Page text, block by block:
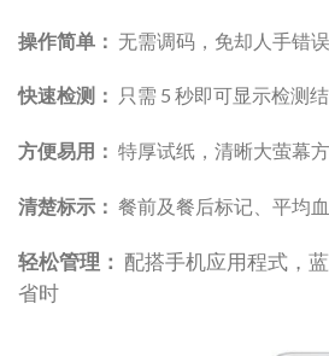
操作简单： 无需调码，免却人手错
快速检测： 只需 5 秒即可显示检测
方便易用： 特厚试纸，清晰大萤幕
清楚标示： 餐前及餐后标记、平均
轻松管理： 配搭手机应用程式，
省时